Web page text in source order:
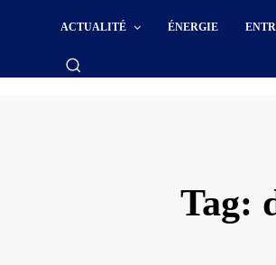
ACTUALITÉ ÉNERGIE
Tag: